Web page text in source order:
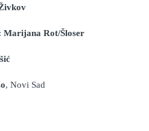
Marijana Rot/Šloser
, Novi Sad